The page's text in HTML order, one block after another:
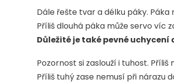
Dále řešte tvar a délku páky.
Příliš dlouhá páka může servo víc
Důležité je také pevné
Pozornost si zaslouží i tuhost.
Příliš tuhý zase nemusí při nárazu